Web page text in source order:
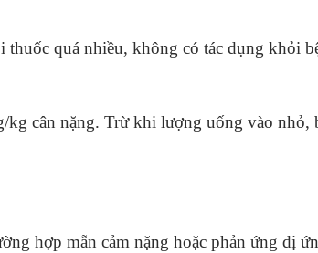
quá nhiều, không có tác dụng khỏi
kg cân nặng. Trừ khi lượng uống vào nhỏ,
hợp mẫn cảm nặng hoặc phản ứng dị